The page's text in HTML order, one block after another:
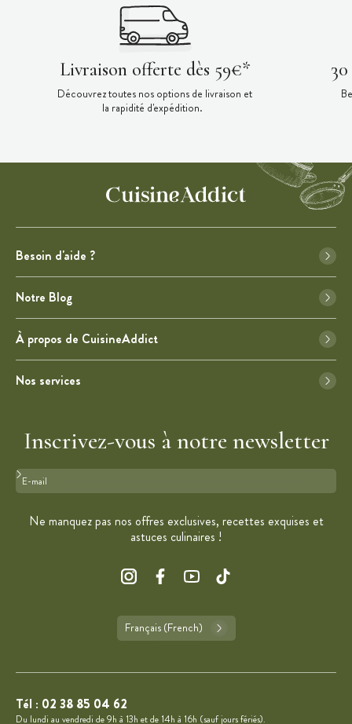
Livraison offerte dès 59€*
Découvrez toutes nos options de livraison et
la rapidité d'expédition.
Besoin d'aide ?
Notre Blog
À propos de CuisineAddict
Nos services
Inscrivez-vous à notre newsletter
Format : adresse@email.com
Ne manquez pas nos offres exclusives, recettes exquises et
astuces culinaires !
Français (French)
Tél : 02 38 85 04 62
Du lundi au vendredi de 9h à 13h et de 14h à 16h (sauf jours fériés).